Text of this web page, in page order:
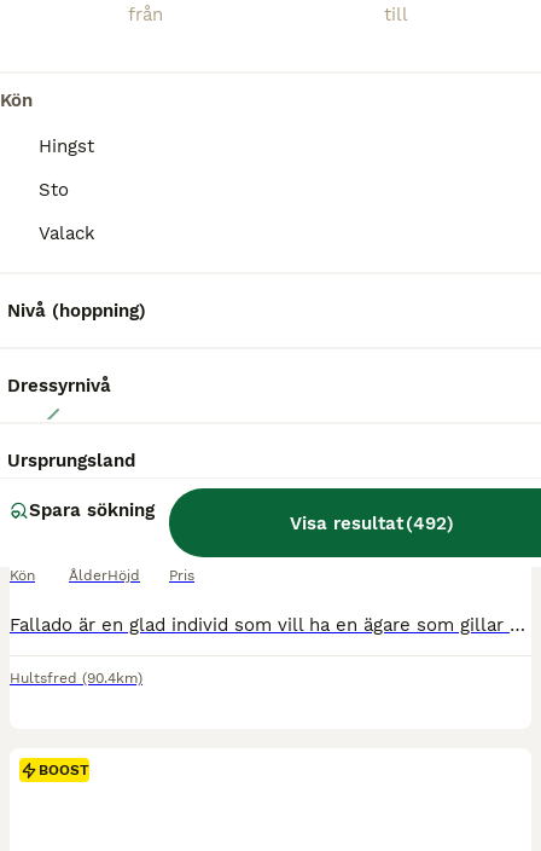
Kön
Hingst
Sto
Valack
Nivå (hoppning)
Dressyrnivå
Ursprungsland
Spara sökning
Visa resultat(492)
BOOST
Multitalang
Oldenburgare
Kön ÅlderHöjd
180 000 kr
Pris
Fallado är en glad individ som vill ha en ägare som gillar att göra lite av varje. Dressyrstammad med super bra gång. Fallado älskar att hoppa och rida ut i skogen. När arbetet är varierat fungerar han som bäst. En häst med mycket utväxling och blod så är ingen nybörjar häst. Gillar att tävla och åka runt på träning så är han mycket nöjd. Vill gå med andra hästar i hagen
Hultsfred (90.4km)
BOOST